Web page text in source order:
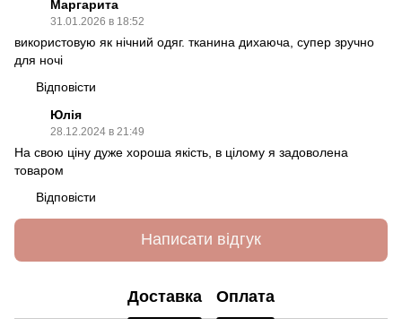
Маргарита
31.01.2026 в 18:52
використовую як нічний одяг. тканина дихаюча, супер зручно
для ночі
Відповісти
Юлія
28.12.2024 в 21:49
На свою ціну дуже хороша якість, в цілому я задоволена
товаром
Відповісти
Написати відгук
Доставка Оплата